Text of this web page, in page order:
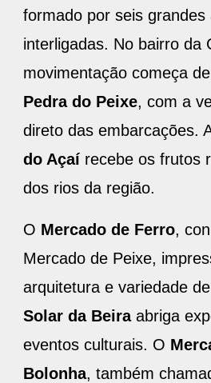
formado por seis grandes
interligadas. No bairro da
movimentação começa
Pedra do Peixe, com a
direto das embarcações.
do Açaí recebe os frutos
dos rios da região.
O Mercado de Ferro,
Mercado de Peixe,
arquitetura e variedade
Solar da Beiraabriga
eventos culturais. O
Bolonha, também